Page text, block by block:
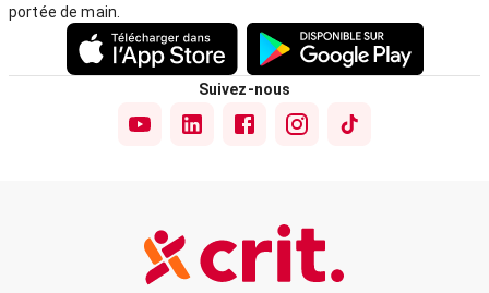
portée de main.
Suivez-nous